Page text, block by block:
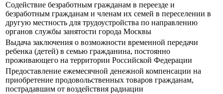
Содействие безработным гражданам в переезде и
безработным гражданам и членам их семей в переселении в
другую местность для трудоустройства по направлению
органов службы занятости города Москвы
Выдача заключения о возможности временной передачи
ребенка (детей) в семью гражданина, постоянно
проживающего на территории Российской Федерации
Предоставление ежемесячной денежной компенсации на
приобретение продовольственных товаров гражданам,
пострадавшим от воздействия радиации